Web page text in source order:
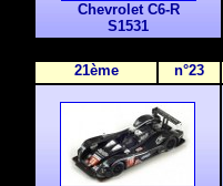
Chevrolet C6-R
S1531
21ème n°23